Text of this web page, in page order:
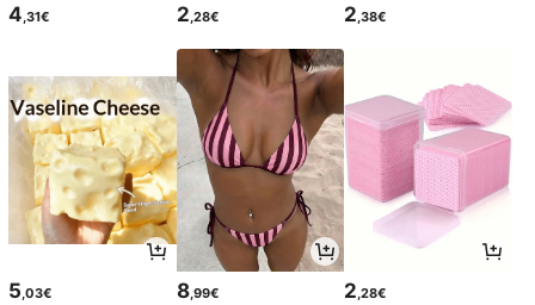
4,31€ 2,28€ 2,38€
5,03€ 8,99€ 2,28€